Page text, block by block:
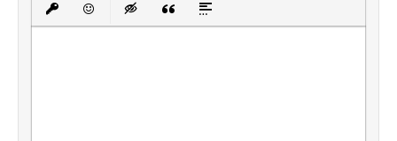
Вставить защищенную ссылку
Вставить смайлик
Вставка скрытого текста
Вставка цитаты
Вставка спойлера